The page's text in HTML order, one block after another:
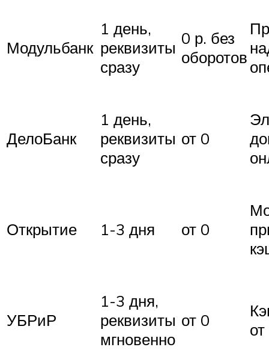
Модульбанк
1 день,
реквизиты
сразу
0 р. без
оборотов
ДелоБанк
1 день,
реквизиты
сразу
от 0
Открытие 1-3 дня от 0
УБРиР
1-3 дня,
реквизиты
мгновенно
от 0